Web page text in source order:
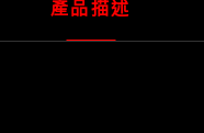
產品描述